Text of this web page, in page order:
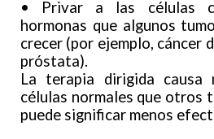
• Privar a las células
hormonas que algunos
crecer (por ejemplo, cáncer
próstata).
La terapia dirigida causa
células normales que otros
puede significar menos